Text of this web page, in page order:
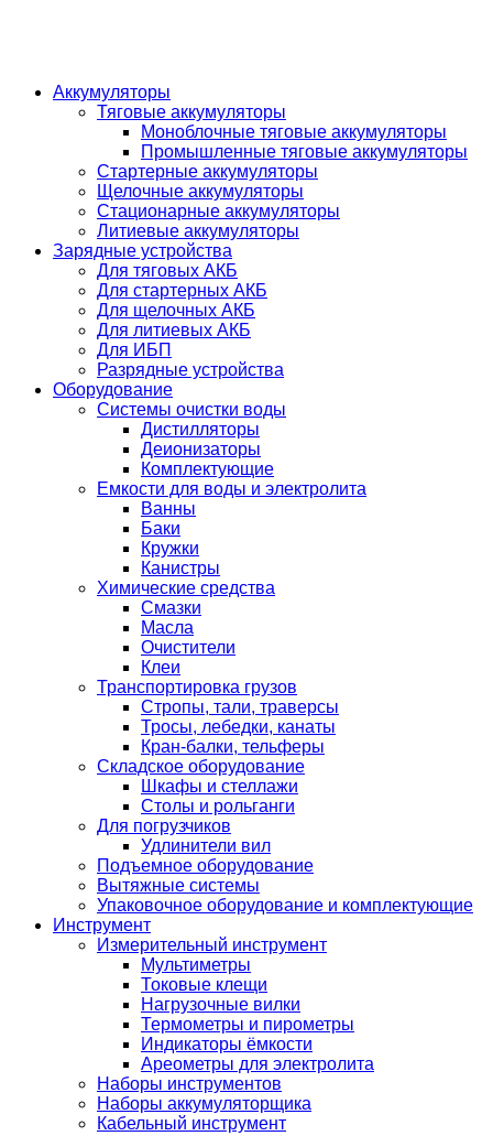
Аккумуляторы
Тяговые аккумуляторы
Моноблочные тяговые аккумуляторы
Промышленные тяговые аккумуляторы
Стартерные аккумуляторы
Щелочные аккумуляторы
Стационарные аккумуляторы
Литиевые аккумуляторы
Зарядные устройства
Для тяговых АКБ
Для стартерных АКБ
Для щелочных АКБ
Для литиевых АКБ
Для ИБП
Разрядные устройства
Оборудование
Системы очистки воды
Дистилляторы
Деионизаторы
Комплектующие
Емкости для воды и электролита
Ванны
Баки
Кружки
Канистры
Химические средства
Смазки
Масла
Очистители
Клеи
Транспортировка грузов
Стропы, тали, траверсы
Тросы, лебедки, канаты
Кран-балки, тельферы
Складское оборудование
Шкафы и стеллажи
Столы и рольганги
Для погрузчиков
Удлинители вил
Подъемное оборудование
Вытяжные системы
Упаковочное оборудование и комплектующие
Инструмент
Измерительный инструмент
Мультиметры
Токовые клещи
Нагрузочные вилки
Термометры и пирометры
Индикаторы ёмкости
Ареометры для электролита
Наборы инструментов
Наборы аккумуляторщика
Кабельный инструмент